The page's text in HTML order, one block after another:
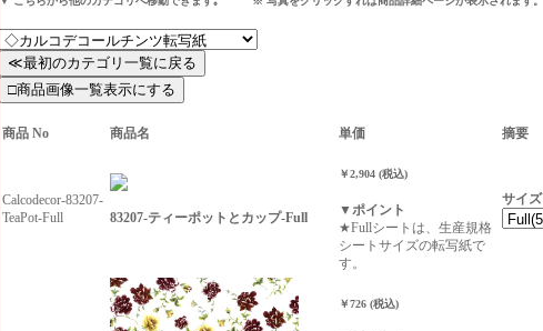
商品 No 商品名 単価 摘要
Calcodecor-83207-
TeaPot-Full
83207-ティーポットとカップ-Full
￥2,904 (税込)
▼ポイント
★Fullシートは、生産規格
シートサイズの転写紙で
す。
サイズ
￥726 (税込)